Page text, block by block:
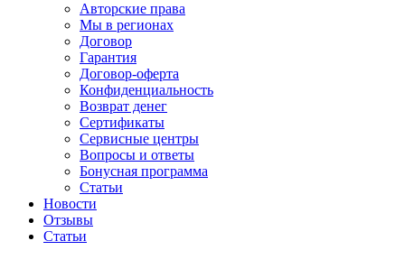
Авторские права
Мы в регионах
Договор
Гарантия
Договор-оферта
Конфиденциальность
Возврат денег
Сертификаты
Сервисные центры
Вопросы и ответы
Бонусная программа
Статьи
Новости
Отзывы
Статьи